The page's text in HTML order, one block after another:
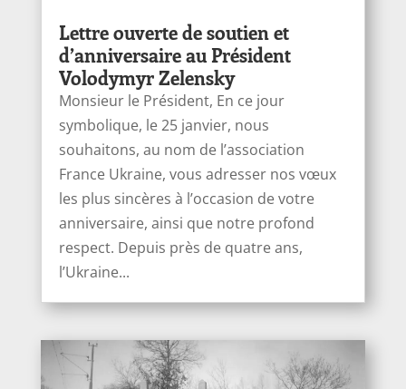
Lettre ouverte de soutien et
d’anniversaire au Président
Volodymyr Zelensky
Monsieur le Président, En ce jour
symbolique, le 25 janvier, nous
souhaitons, au nom de l’association
France Ukraine, vous adresser nos vœux
les plus sincères à l’occasion de votre
anniversaire, ainsi que notre profond
respect. Depuis près de quatre ans,
l’Ukraine...